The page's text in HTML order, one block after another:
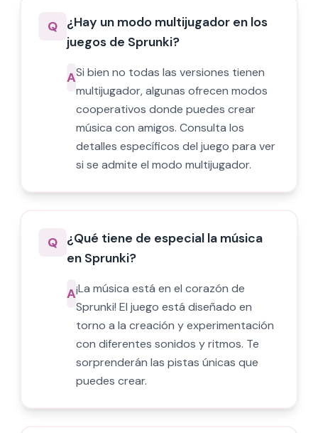
Q ¿Hay un modo multijugador en los
juegos de Sprunki?
ASi bien no todas las versiones tienen
multijugador, algunas ofrecen modos
cooperativos donde puedes crear
música con amigos. Consulta los
detalles específicos del juego para ver
si se admite el modo multijugador.
Q ¿Qué tiene de especial la música
en Sprunki?
A¡La música está en el corazón de
Sprunki! El juego está diseñado en
torno a la creación y experimentación
con diferentes sonidos y ritmos. Te
sorprenderán las pistas únicas que
puedes crear.